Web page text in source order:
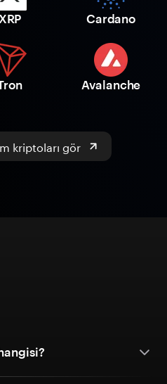
XRP Cardano
Avalanche
kriptoları gör